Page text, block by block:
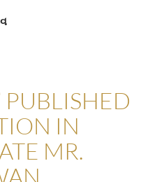
PUBLISHED
IN
MR.